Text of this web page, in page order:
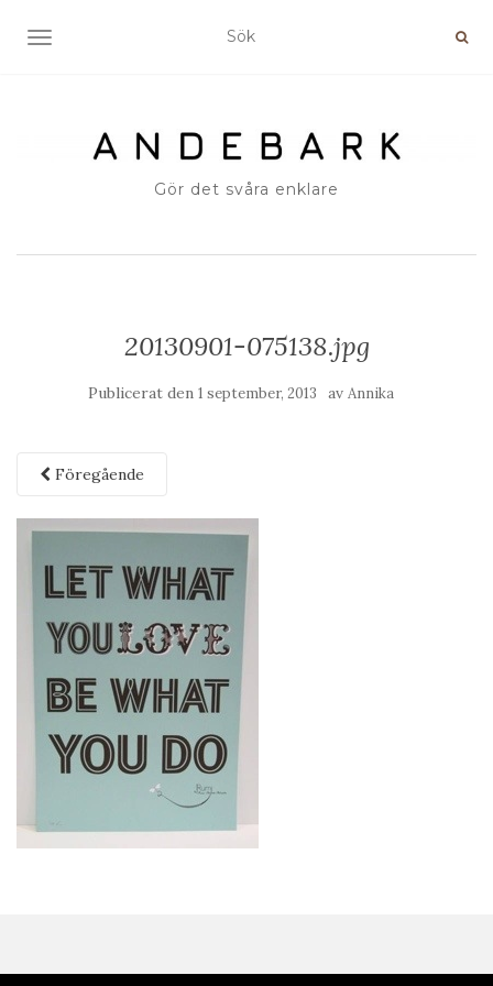
SLÅ PÅ/AV NAVIGERING
Gör det svåra enklare
20130901-075138.jpg
Publicerat den 1 september, 2013 av Annika
Föregående